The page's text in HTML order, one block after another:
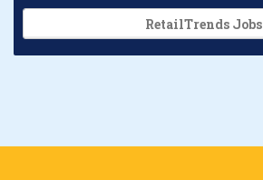
RetailTrends Jobs